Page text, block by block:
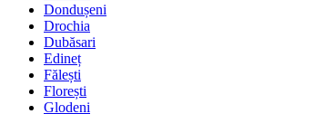
Dondușeni
Drochia
Dubăsari
Edineț
Fălești
Florești
Glodeni